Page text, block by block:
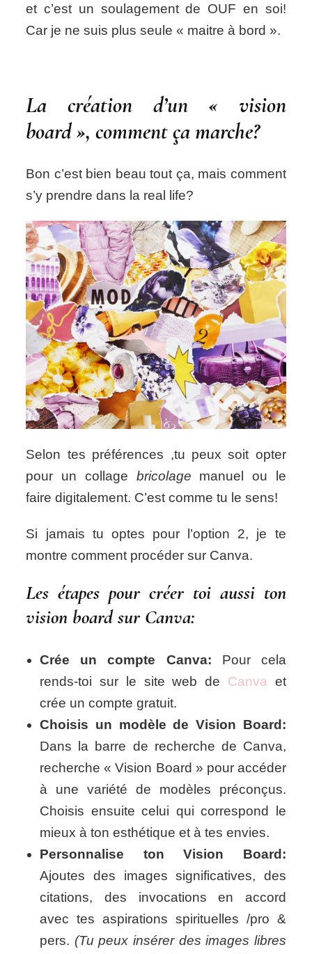
et c’est un soulagement de OUF en soi!
Car je ne suis plus seule « maitre à bord ».
La création d’un « vision
board », comment ça marche?
Bon c’est bien beau tout ça, mais comment
s’y prendre dans la real life?
Selon tes préférences ,tu peux soit opter
pour un collage bricolage manuel ou le
faire digitalement. C’est comme tu le sens!
Si jamais tu optes pour l’option 2, je te
montre comment procéder sur Canva.
Les étapes pour créer toi aussi ton
vision board sur Canva:
Crée un compte Canva: Pour cela
rends-toi sur le site web de Canva et
crée un compte gratuit.
Choisis un modèle de Vision Board:
Dans la barre de recherche de Canva,
recherche « Vision Board » pour accéder
à une variété de modèles préconçus.
Choisis ensuite celui qui correspond le
mieux à ton esthétique et à tes envies.
Personnalise ton Vision Board:
Ajoutes des images significatives, des
citations, des invocations en accord
avec tes aspirations spirituelles /pro &
pers. (Tu peux insérer des images libres